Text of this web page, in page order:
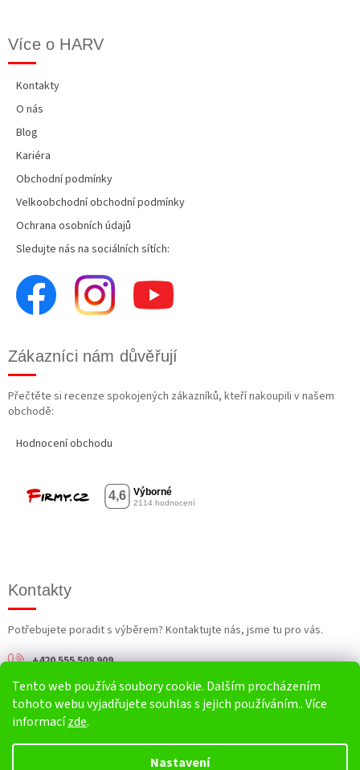
Tento web používá soubory cookie. Dalším procházením
tohoto webu vyjadřujete souhlas s jejich používáním.. Více
informacízde.
Nastavení
Více o HARV
Kontakty
O nás
Blog
Kariéra
Obchodní podmínky
Velkoobchodní obchodní podmínky
Ochrana osobních údajů
Sledujte nás na sociálních sítích:
Zákazníci nám důvěřují
Přečtěte si recenze spokojených zákazníků, kteří nakoupili v našem
obchodě:
Hodnocení obchodu
Kontakty
Potřebujete poradit s výběrem? Kontaktujte nás, jsme tu pro vás.
+420 555 508 909
info@harv.cz